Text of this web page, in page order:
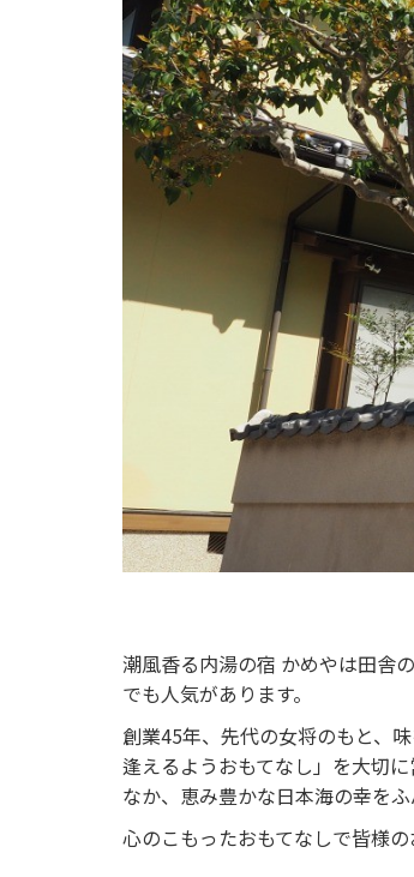
潮風香る内湯の宿 かめやは田舎
でも人気があります。
創業45年、先代の女将のもと、
逢えるようおもてなし」を大切
なか、恵み豊かな日本海の幸を
心のこもったおもてなしで皆様